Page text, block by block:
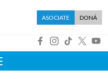
Menú asociate
ASOCIATE DONÁ